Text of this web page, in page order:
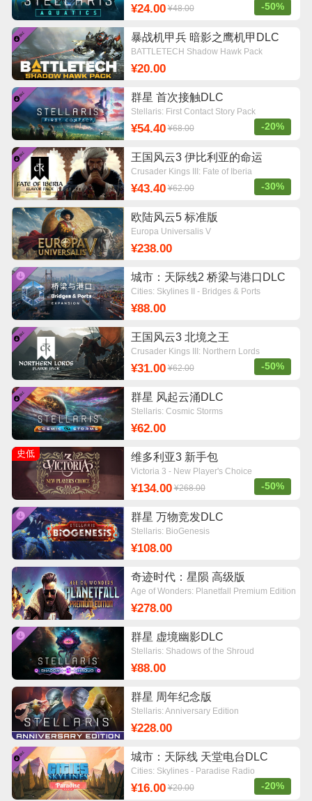
¥24.00 ¥48.00 -50%
暴战机甲兵 暗影之鹰机甲DLC
BATTLETECH Shadow Hawk Pack
¥20.00
群星 首次接触DLC
Stellaris: First Contact Story Pack
¥54.40 ¥68.00 -20%
王国风云3 伊比利亚的命运
Crusader Kings III: Fate of Iberia
¥43.40 ¥62.00 -30%
欧陆风云5 标准版
Europa Universalis V
¥238.00
城市：天际线2 桥梁与港口DLC
Cities: Skylines II - Bridges & Ports
¥88.00
王国风云3 北境之王
Crusader Kings III: Northern Lords
¥31.00 ¥62.00 -50%
群星 风起云涌DLC
Stellaris: Cosmic Storms
¥62.00
史低 维多利亚3 新手包
Victoria 3 - New Player's Choice
¥134.00 ¥268.00 -50%
群星 万物竞发DLC
Stellaris: BioGenesis
¥108.00
奇迹时代：星陨 高级版
Age of Wonders: Planetfall Premium Edition
¥278.00
群星 虚境幽影DLC
Stellaris: Shadows of the Shroud
¥88.00
群星 周年纪念版
Stellaris: Anniversary Edition
¥228.00
城市：天际线 天堂电台DLC
Cities: Skylines - Paradise Radio
¥16.00 ¥20.00 -20%